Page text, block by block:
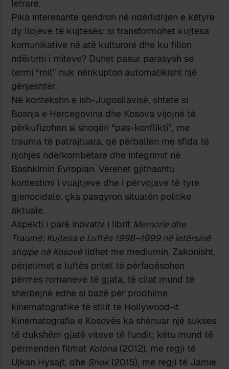
letrare.
Pika interesante qëndron në ndërlidhjen e këtyre
dy llojeve të kujtesës: si transformohet kujtesa
komunikative në atë kulturore dhe ku fillon
ndërtimi i miteve? Duhet pasur parasysh se
termi “mit” nuk nënkupton automatikisht një
gënjeshtër.
Në kontekstin e ish-Jugosllavisë, shtete si
Bosnja e Hercegovina dhe Kosova vijojnë të
përkufizohen si shoqëri “pas-konflikti”, me
trauma të patrajtuara, që përballen me sfida të
njohjes ndërkombëtare dhe integrimit në
Bashkimin Evropian. Vërehet gjithashtu
kontestimi i vuajtjeve dhe i përvojave të tyre
gjenocidale, çka pasqyron situatën politike
aktuale.
Aspekti i parë inovativ i librit Memorie dhe
Traumë: Kujtesa e Luftës 1998–1999 në letërsinë
shqipe në Kosovë lidhet me mediumin. Zakonisht,
përjetimet e luftës pritet të përfaqësohen
përmes romaneve të gjata, të cilat mund të
shërbejnë edhe si bazë për prodhime
kinematografike të stilit të Hollywood-it.
Kinematografia e Kosovës ka shënuar një sukses
të dukshëm gjatë viteve të fundit; këtu mund të
përmenden filmat Kolona (2012), me regji të
Ujkan Hysajt, dhe Shok(2015), me regji të Jamie